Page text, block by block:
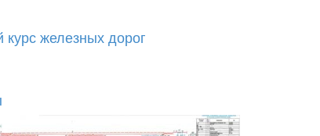
железных дорог